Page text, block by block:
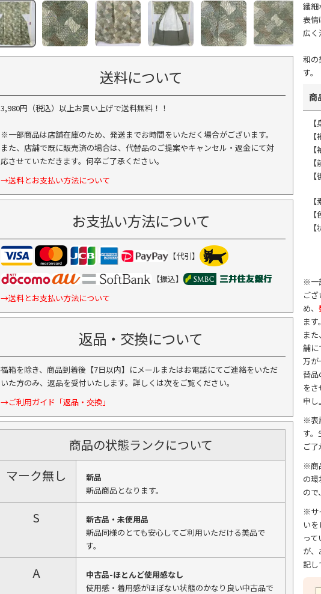
送料について
3,980円（税込）以上お買い上げで送料無料！！
※一部商品は店舗在庫のため、発送までお時間をいただく場合がございます。
また、店舗で既に販売済の場合は、代替品のご提案やキャンセル・返金にて対
応させていただきます。何卒ご了承ください。
→送料とお支払い方法について
お支払い方法について
【代引】
【振込】
→送料とお支払い方法について
返品・交換について
福箱を除き、商品到着後【7日以内】にメールまたはお電話にてご連絡をいただ
いた方のみ、返品を受付いたします。詳しくは次をご覧ください。
→ご利用ガイド「返品・交換」
商品の状態ランクについて
マーク無し
新品
新品商品となります。
S
新古品・未使用品
新品同様のとても安心してご利用いただける美品で
す。
A
中古品-ほとんど使用感なし
使用感・着用感がほぼない状態のかなり良い中古品で
繊細
表情
広く
和の
す。
商
※一
ご
め、
ます
ま
舗に
万が
替品
を
申し
※表
す
ご
※商
の
の
※サ
い
っ
が
記し